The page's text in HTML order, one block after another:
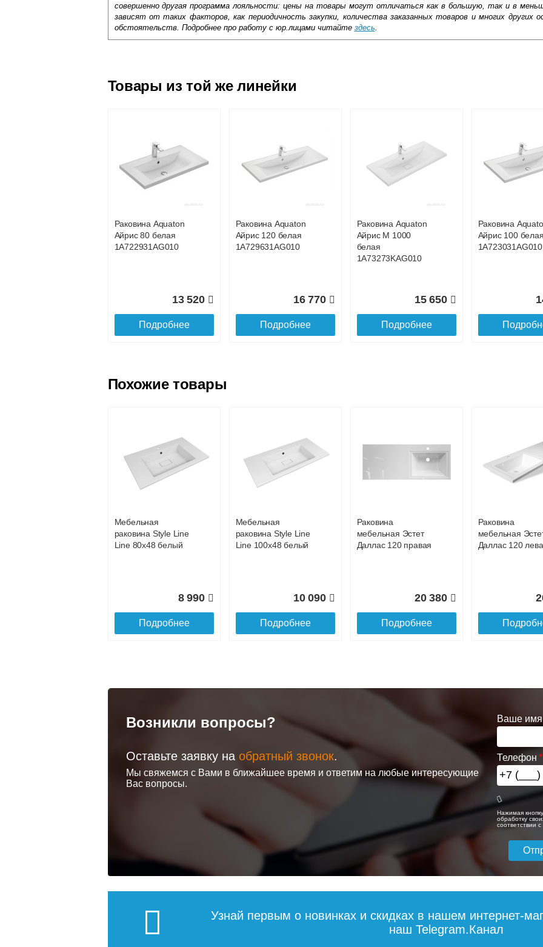
совершенно другая программа лояльности: цены на товары могут отличаться как в большую, так и в
зависят от таких факторов, как периодичность закупки, количества заказанных товаров и многих других
обстоятельств. Подробнее про работу с юр.лицами читайте здесь
Доставка сантехники по Москве и Московской области
Подъем на этаж.
Доставка в регионы России.
Возможные способы оплаты:
Товары из той же линейки
Раковина Aquaton
Айрис 80 белая
1A722931AG010
13 520
Подробнее
Раковина Aquaton
Айрис 120 белая
1A729631AG010
16 770
Подробнее
Раковина Aquaton
Айрис M 1000
белая
1A73273KAG010
15 650
Подробнее
Раковина
Айрис 100 белая
1A723031AG010
Раковина Aquaton
Айрис M 1200
белая
17 280
Похожие товары
Мебельная
раковина Style Line
Line 80х48 белый
8 990
Подробнее
Мебельная
раковина Style Line
Line 100х48 белый
10 090
Подробнее
Раковина
мебельная Эстет
Даллас 120 правая
20 380
Подробнее
Раковина
мебельная
Даллас 120
Раковина
мебельная Kirovit
Стиль 85
Подробнее
Раковина
мебельная
мебельная Kirovit
Раковина
мебельная Style
Line Атлантика
цвет белый
Возникли вопросы?
Оставьте заявку на обратный звонок.
Мы свяжемся с Вами в ближайшее время и ответим на любые интересующие
Вас вопросы.
Ваше имя
Телефон
Нажимая
обработку
соответствии с
Узнай первым о новинках и скидках в нашем интернет-
наш Telegram.Канал